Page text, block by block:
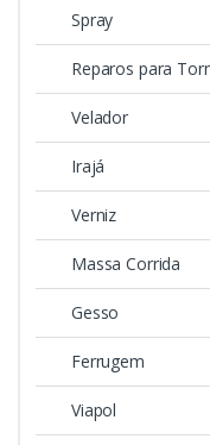
Spray
Reparos para
Velador
Irajá
Verniz
Massa Corrida
Gesso
Ferrugem
Viapol